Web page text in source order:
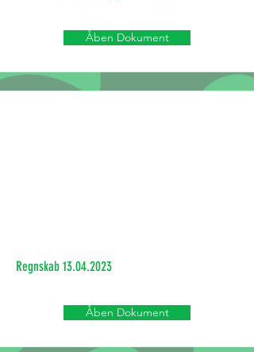
Åben Dokument
Regnskab 13.04.2023
Åben Dokument